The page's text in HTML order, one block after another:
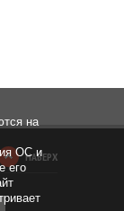
НАВЕРХ
на
ОС и
его